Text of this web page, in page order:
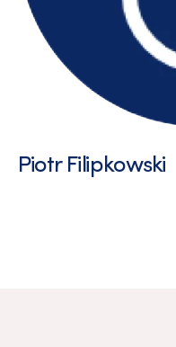
Piotr Filipkowski